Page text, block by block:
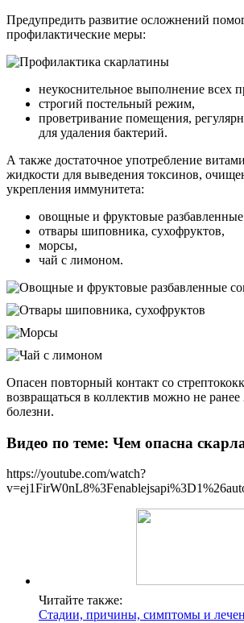
Предупредить развитие осложнений
профилактические меры:
неукоснительное выполнение всех
строгий постельный режим,
проветривание помещения,
для удаления бактерий.
А также достаточное употребление
жидкости для выведения токсинов,
укрепления иммунитета:
овощные и фруктовые
отвары шиповника, сухофруктов,
морсы,
чай с лимоном.
Опасен повторный контакт со
возвращаться в коллектив можно не ранее
болезни.
Видео по теме: Чем опасна
https://youtube.com/watch?
Читайте также:
Стадии, причины, симптомы и